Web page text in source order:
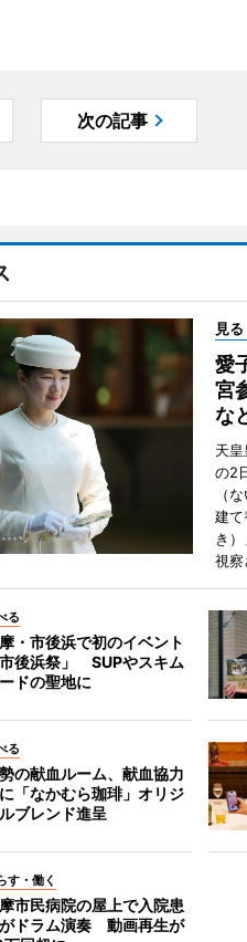
次の記事
見
愛
宮
な
天
の2
（
建て
き
視察
る
・市後浜で初のイベント
市後浜祭」 SUPやスキム
ドの聖地に
る
の献血ルーム、献血協力
「なかむら珈琲」オリジ
ブレンド進呈
す・働く
市民病院の屋上で入院患
ドラム演奏 動画再生が